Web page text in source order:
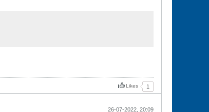
Likes 1
26-07-2022, 20:09